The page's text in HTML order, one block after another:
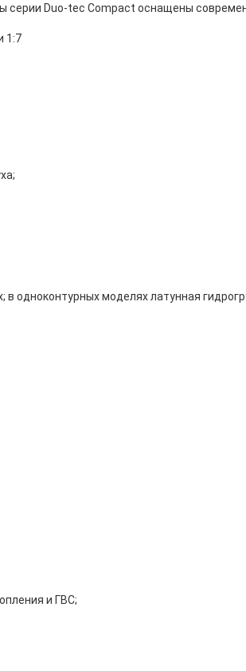
серии Duo-tec Compact оснащены
1:7
в одноконтурных моделях латунная
и ГВС;